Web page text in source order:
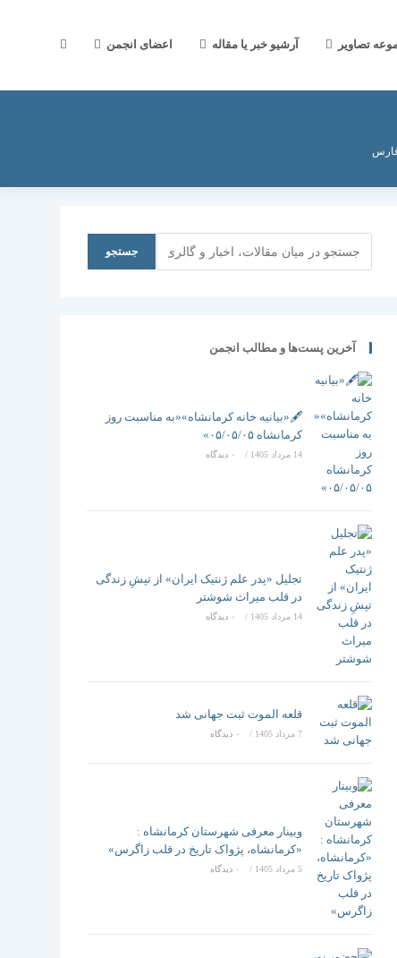
تصاویر آرشیو خبر یا مقاله اعضای انجمن جستجوی
فارس
جستجو
آخرین پست‌ها و مطالب انجمن
🖋️«بیانیه خانه کرمانشاه»«به مناسبت روز
کرمانشاه ۰۵/۰۵/۰۵»
14 مرداد 1405 / ۰ دیدگاه
تجلیل «پدر علم ژنتیک ایران» از تپشِ زندگی
در قلب میراث شوشتر
14 مرداد 1405 / ۰ دیدگاه
قلعه الموت ثبت جهانی شد
7 مرداد 1405 / ۰ دیدگاه
وبینار معرفی شهرستان کرمانشاه :
«کرمانشاه، پژواک تاریخ در قلب زاگرس»
5 مرداد 1405 / ۰ دیدگاه